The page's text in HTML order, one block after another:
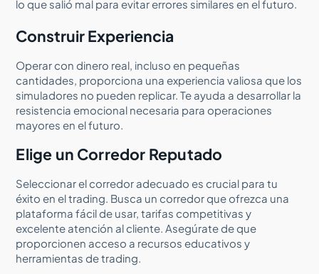
lo que salió mal para evitar errores similares en el futuro.
Construir Experiencia
Operar con dinero real, incluso en pequeñas
cantidades, proporciona una experiencia valiosa que los
simuladores no pueden replicar. Te ayuda a desarrollar la
resistencia emocional necesaria para operaciones
mayores en el futuro.
Elige un Corredor Reputado
Seleccionar el corredor adecuado es crucial para tu
éxito en el trading. Busca un corredor que ofrezca una
plataforma fácil de usar, tarifas competitivas y
excelente atención al cliente. Asegúrate de que
proporcionen acceso a recursos educativos y
herramientas de trading.